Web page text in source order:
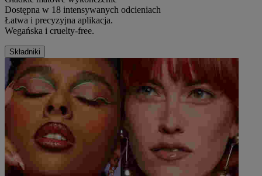
Dostępna w 18 intensywanych odcieniach
Łatwa i precyzyjna aplikacja.
Wegańska i cruelty-free.
Składniki